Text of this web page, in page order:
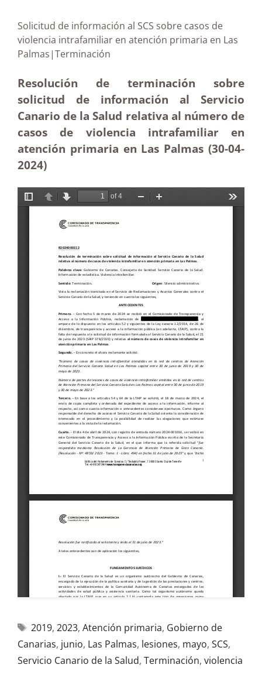
Solicitud de información al SCS sobre casos de
violencia intrafamiliar en atención primaria en Las
Palmas|Terminación
Resolución de terminación sobre
solicitud de información al Servicio
Canario de la Salud relativa al número de
casos de violencia intrafamiliar en
atención primaria en Las Palmas (30-04-
2024)
2019, 2023, Atención primaria, Gobierno de
Canarias, junio, Las Palmas, lesiones, mayo, SCS,
Servicio Canario de la Salud, Terminación, violencia